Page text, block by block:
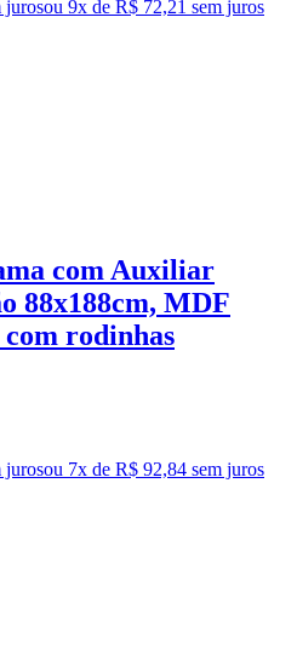
jurosou 9x de R$ 72,21 sem juros
com Auxiliar
88x188cm, MDF
rodinhas
jurosou 7x de R$ 92,84 sem juros